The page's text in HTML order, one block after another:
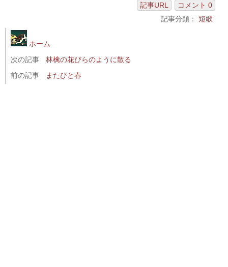
記事URL
コメント 0
記事分類： 短歌
ホーム
次の記事
林檎の花びらのように散る
前の記事
またひと春